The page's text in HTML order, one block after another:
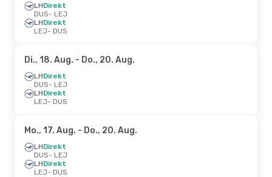
LHDirekt
DUS- LEJ
LHDirekt
LEJ- DUS
Di., 18. Aug. - Do., 20. Aug.
LHDirekt
DUS- LEJ
LHDirekt
LEJ- DUS
Mo., 17. Aug. - Do., 20. Aug.
LHDirekt
DUS- LEJ
LHDirekt
LEJ- DUS